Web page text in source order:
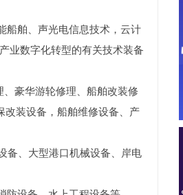
船舶、声光电信息技术，云计
业数字化转型的有关技术装备
豪华游轮修理、船舶改装修
改装设备，船舶维修设备、产
备、大型港口机械设备、岸电